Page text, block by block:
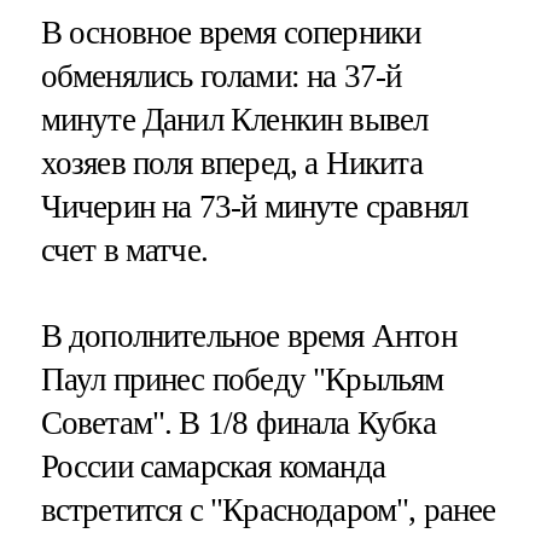
В основное время соперники
обменялись голами: на 37-й
минуте Данил Кленкин вывел
хозяев поля вперед, а Никита
Чичерин на 73-й минуте сравнял
счет в матче.
В дополнительное время Антон
Паул принес победу "Крыльям
Советам". В 1/8 финала Кубка
России самарская команда
встретится с "Краснодаром", ранее